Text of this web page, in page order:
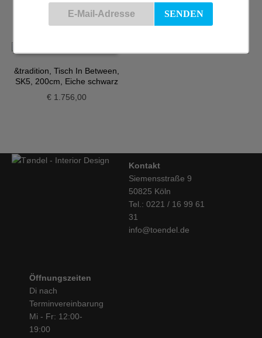
geräuchert
1.756,00
SK5, 200cm, Eiche natur
&tradition, Tisch In Between,
SK5, 200cm, Eiche schwarz
€1.756,00
Kontakt
Siemensstraße 9
50825 Köln
Tel.: 0221 / 16 99 61
31
info@toendel.de
Öffnungszeiten
Di nach
Terminvereinbarung
Mi - Fr: 12:00-
19:00